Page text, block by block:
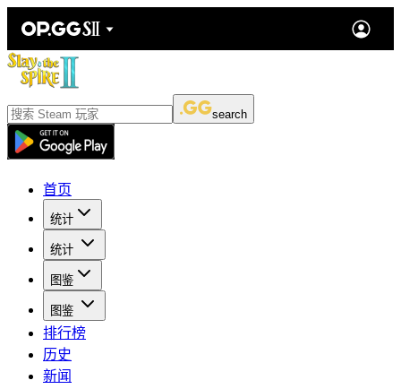
search
首页
统计
统计
图鉴
图鉴
排行榜
历史
新闻